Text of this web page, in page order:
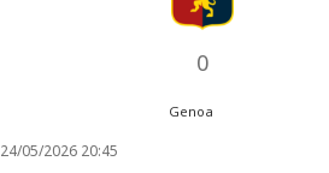
0
Genoa
24/05/2026 20:45